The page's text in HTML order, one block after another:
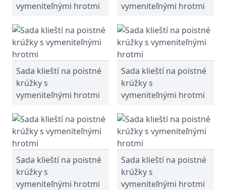
vymeniteľnými hrotmi
vymeniteľnými hrotmi
Sada klieští na poistné
krúžky s
vymeniteľnými hrotmi
Sada klieští na poistné
krúžky s
vymeniteľnými hrotmi
Sada klieští na poistné
krúžky s
vymeniteľnými hrotmi
Sada klieští na poistné
krúžky s
vymeniteľnými hrotmi